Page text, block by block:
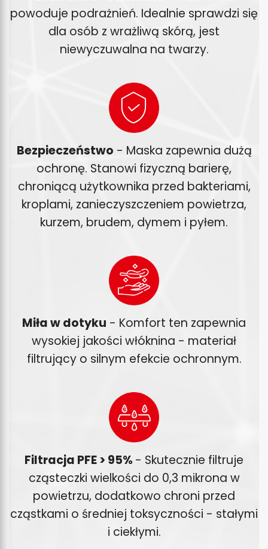
powoduje podrażnień. Idealnie sprawdzi się
dla osób z wrażliwą skórą, jest
niewyczuwalna na twarzy.
Bezpieczeństwo - Maska zapewnia dużą
ochronę. Stanowi fizyczną barierę,
chroniącą użytkownika przed bakteriami,
kroplami, zanieczyszczeniem powietrza,
kurzem, brudem, dymem i pyłem.
Miła w dotyku - Komfort ten zapewnia
wysokiej jakości włóknina - materiał
filtrujący o silnym efekcie ochronnym.
Filtracja PFE > 95% - Skutecznie filtruje
cząsteczki wielkości do 0,3 mikrona w
powietrzu, dodatkowo chroni przed
cząstkami o średniej toksyczności - stałymi
i ciekłymi.